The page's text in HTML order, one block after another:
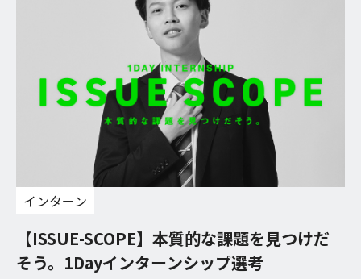
【ISSUE-SCOPE】本質的な課題を見つけだ
そう。1Dayインターンシップ選考
インターン